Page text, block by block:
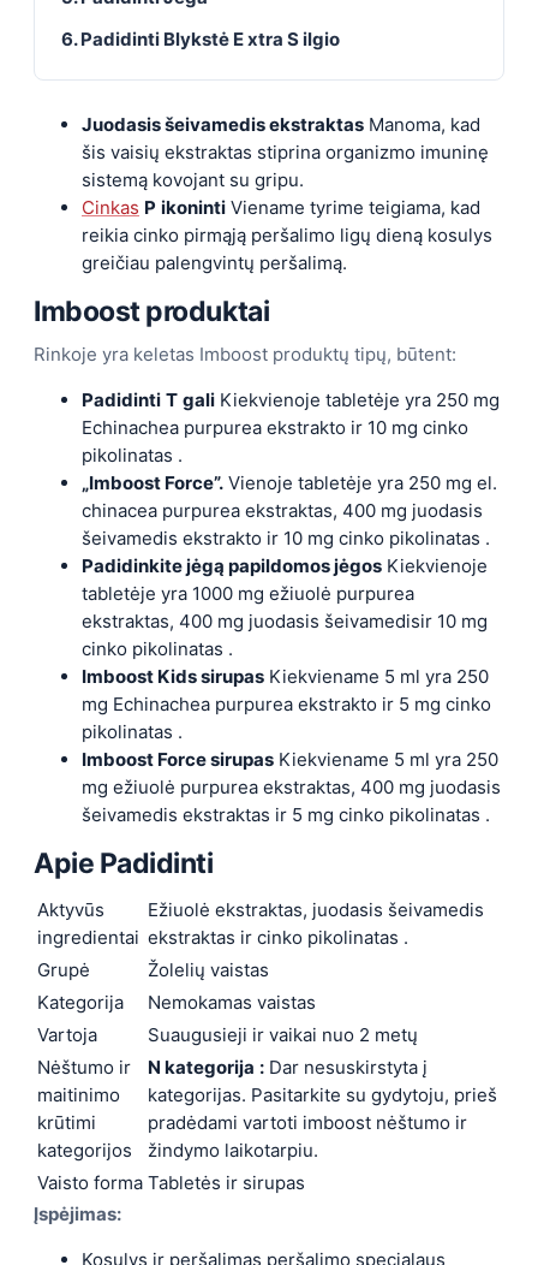
6. Padidinti Blykstė E xtra S ilgio
Juodasis šeivamedis ekstraktas Manoma, kad
šis vaisių ekstraktas stiprina organizmo imuninę
sistemą kovojant su gripu.
Cinkas P ikoninti Viename tyrime teigiama, kad
reikia cinko pirmąją peršalimo ligų dieną kosulys
greičiau palengvintų peršalimą.
Imboost produktai
Rinkoje yra keletas Imboost produktų tipų, būtent:
Padidinti T gali Kiekvienoje tabletėje yra 250 mg
Echinachea purpurea ekstrakto ir 10 mg cinko
pikolinatas .
„Imboost Force”. Vienoje tabletėje yra 250 mg el.
chinacea purpurea ekstraktas, 400 mg juodasis
šeivamedis ekstrakto ir 10 mg cinko pikolinatas .
Padidinkite jėgą papildomos jėgos Kiekvienoje
tabletėje yra 1000 mg ežiuolė purpurea
ekstraktas, 400 mg juodasis šeivamedisir 10 mg
cinko pikolinatas .
Imboost Kids sirupas Kiekviename 5 ml yra 250
mg Echinachea purpurea ekstrakto ir 5 mg cinko
pikolinatas .
Imboost Force sirupas Kiekviename 5 ml yra 250
mg ežiuolė purpurea ekstraktas, 400 mg juodasis
šeivamedis ekstraktas ir 5 mg cinko pikolinatas .
Apie Padidinti
Aktyvūs
ingredientai
Ežiuolė ekstraktas, juodasis šeivamedis
ekstraktas ir cinko pikolinatas .
Grupė
Žolelių vaistas
Kategorija
Nemokamas vaistas
Vartoja
Suaugusieji ir vaikai nuo 2 metų
Nėštumo ir
maitinimo
krūtimi
kategorijos
N kategorija : Dar nesuskirstyta į
kategorijas. Pasitarkite su gydytoju, prieš
pradėdami vartoti imboost nėštumo ir
žindymo laikotarpiu.
Vaisto forma Tabletės ir sirupas
Įspėjimas:
Kosulys ir peršalimas peršalimo specialaus